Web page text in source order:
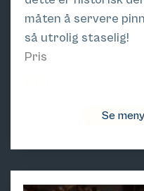
måten å servere
så utrolig staselig!
Pris
Se meny